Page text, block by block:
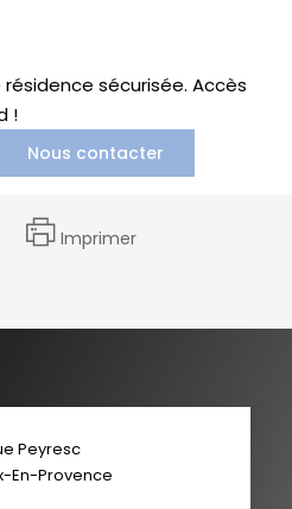
sécurisée. Accès
!
Nous contacter
Imprimer
Peyresc
En-Provence